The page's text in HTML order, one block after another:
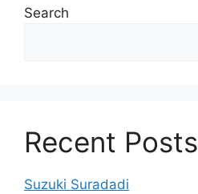
Search
Recent Posts
Suzuki Suradadi